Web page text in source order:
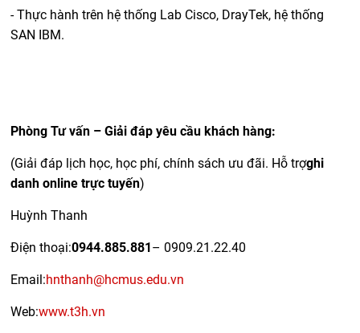
- Thực hành trên hệ thống Lab Cisco, DrayTek, hệ thống
SAN IBM.
Phòng Tư vấn – Giải đáp yêu cầu khách hàng:
(Giải đáp lịch học, học phí, chính sách ưu đãi. Hỗ trợghi
danh online trực tuyến)
Huỳnh Thanh
Điện thoại:0944.885.881– 0909.21.22.40
Email:hnthanh@hcmus.edu.vn
Web:www.t3h.vn